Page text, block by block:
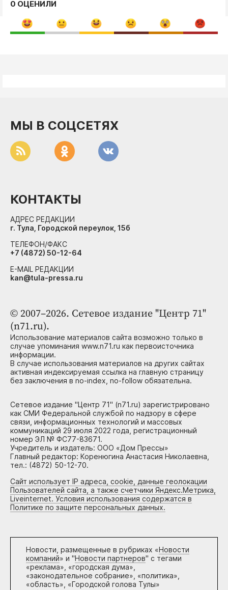
0 ОЦЕНИЛИ
© 2007–2026. Сетевое издание "Центр 71"
(n71.ru).
Использование материалов сайта возможно только в
случае упоминания www.n71.ru как первоисточника
информации.
В случае использования материалов на других сайтах
активная индексируемая ссылка на главную страницу
без заключения в no-index, no-follow обязательна.
Сетевое издание "Центр 71" (n71.ru) зарегистрировано
как СМИ Федеральной службой по надзору в сфере
связи, информационных технологий и массовых
коммуникаций 29 июля 2022 года, регистрационный
номер ЭЛ № ФС77-83671.
Учредитель и издатель: ООО «Дом Прессы»
Главный редактор: Коренюгина Анастасия Николаевна,
тел.: (4872) 50-12-70.
Сайт использует IP адреса, cookie, данные геолокации
Пользователей сайта, а также счетчики Яндекс.Метрика,
Liveinternet. Условия использования содержатся в
Политике по защите персональных данных.
Новости, размещенные в рубриках «Новости
компаний» и "Новости партнеров" с тегами
«реклама», «городская дума»,
«законодательное собрание», «политика»,
«область», «Городской голова Тулы»
МЫ В СОЦСЕТЯХ
КОНТАКТЫ
АДРЕС РЕДАКЦИИ
г. Тула, Городской переулок, 15б
ТЕЛЕФОН/ФАКС
+7 (4872) 50-12-64
E-MAIL РЕДАКЦИИ
kan@tula-pressa.ru